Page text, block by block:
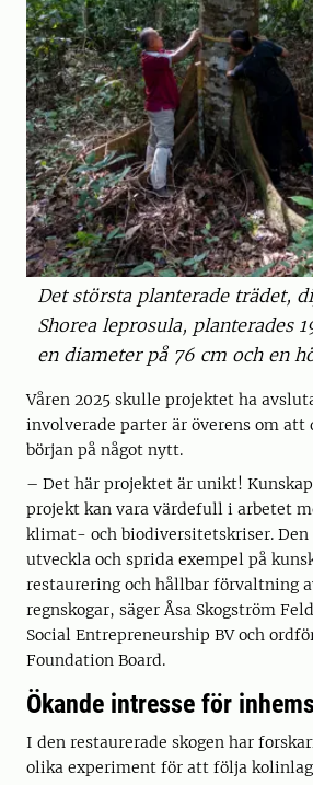
Det största planterade trädet,
Shorea leprosula, planterades
en diameter på 76 cm och en
Våren 2025 skulle projektet ha
involverade parter är överens om att
början på något nytt.
– Det här projektet är unikt!
projekt kan vara värdefull i arbetet
klimat- och biodiversitetskriser.
utveckla och sprida exempel på
restaurering och hållbar förvaltning
regnskogar, säger Åsa Skogström
Social Entrepreneurship BV och
Foundation Board.
Ökande intresse för
I den restaurerade skogen har
olika experiment för att följa